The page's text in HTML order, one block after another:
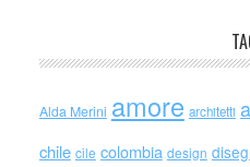
Alda Merini amore architetti
chile cile colombia design